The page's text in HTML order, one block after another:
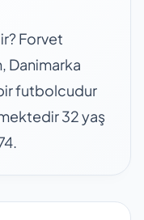
Forvet
Danimarka
futbolcudur
32 yaş